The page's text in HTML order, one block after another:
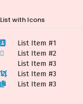
List with Icons
List Item #1
List Item #2
List Item #3
List Item #3
List Item #3